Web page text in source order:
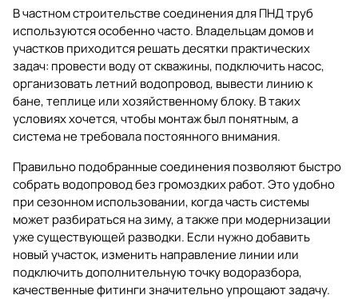
В частном строительстве соединения для ПНД труб
используются особенно часто. Владельцам домов и
участков приходится решать десятки практических
задач: провести воду от скважины, подключить насос,
организовать летний водопровод, вывести линию к
бане, теплице или хозяйственному блоку. В таких
условиях хочется, чтобы монтаж был понятным, а
система не требовала постоянного внимания.
Правильно подобранные соединения позволяют быстро
собрать водопровод без громоздких работ. Это удобно
при сезонном использовании, когда часть системы
может разбираться на зиму, а также при модернизации
уже существующей разводки. Если нужно добавить
новый участок, изменить направление линии или
подключить дополнительную точку водоразбора,
качественные фитинги значительно упрощают задачу.